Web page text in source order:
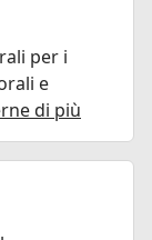
per i
e
di più